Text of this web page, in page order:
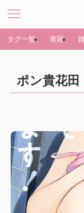
タグ一覧 美容
ポン貴花田